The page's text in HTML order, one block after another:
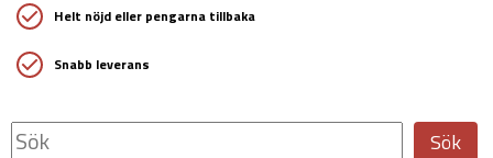
Helt nöjd eller pengarna tillbaka
Snabb leverans
Sök